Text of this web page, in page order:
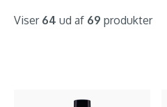
Viser 64 ud af 69 produkter